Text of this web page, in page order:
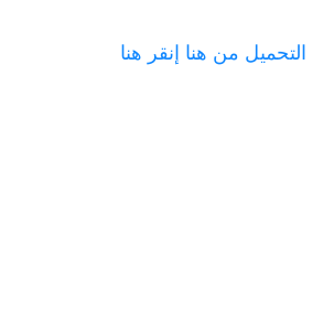
التحميل من هنا إنقر هنا